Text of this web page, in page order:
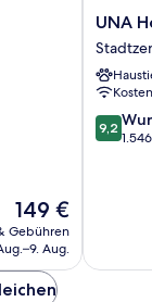
Der
Preis
beträgt
149 €
Gebühren
Aug.
UNA
Hotels
Decò
Roma
von
Rom
UNA
9.2
von
9,2